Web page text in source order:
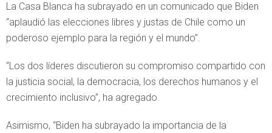
La Casa Blanca ha subrayado en un comunicado que Biden
“aplaudió las elecciones libres y justas de Chile como un
poderoso ejemplo para la región y el mundo”.
“Los dos líderes discutieron su compromiso compartido con
la justicia social, la democracia, los derechos humanos y el
crecimiento inclusivo”, ha agregado.
Asimismo, “Biden ha subrayado la importancia de la